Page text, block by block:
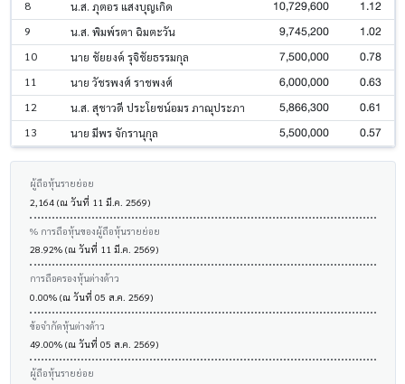
8 น.ส. ภุตอร แสงบุญเกิด 10,729,600 1.12
9 น.ส. พิมพ์รตา ฉิมตะวัน 9,745,200 1.02
10 นาย ชัยยงค์ รุจิชัยธรรมกุล 7,500,000 0.78
11 นาย วัชรพงศ์ ราชพงศ์ 6,000,000 0.63
12 น.ส. สุชาวดี ประโยชน์อมร ภาณุประภา 5,866,300 0.61
13 นาย มีพร จักรานุกุล 5,500,000 0.57
ผู้ถือหุ้นรายย่อย
2,164 (ณ วันที่ 11 มี.ค. 2569)
% การถือหุ้นของผู้ถือหุ้นรายย่อย
28.92% (ณ วันที่ 11 มี.ค. 2569)
การถือครองหุ้นต่างด้าว
0.00% (ณ วันที่ 05 ส.ค. 2569)
ข้อจำกัดหุ้นต่างด้าว
49.00% (ณ วันที่ 05 ส.ค. 2569)
ผู้ถือหุ้นรายย่อย